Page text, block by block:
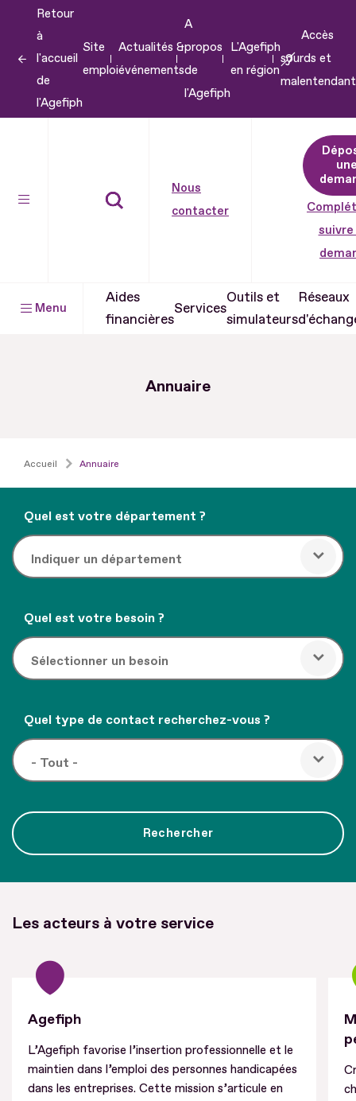
contenu
Retour
à
l'accueil
de
l'Agefiph
Site
emploi
Actualités &
événements
A
propos
de
l'Agefiph
L'Agefiph
en région
Accès
sourds et
Nous
contacter
suivre
Menu
Aides
financières
Services
Outils et
simulateurs
Réseaux
Annuaire
Accueil Annuaire
Quel est votre département ?
Quel est votre besoin ?
Quel type de contact recherchez-vous ?
Les acteurs à votre service
Agefiph
L’Agefiph favorise l’insertion professionnelle et le
maintien dans l’emploi des personnes handicapées
dans les entreprises. Cette mission s’articule en